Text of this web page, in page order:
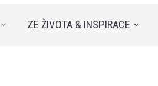
ZE ŽIVOTA & INSPIRACE